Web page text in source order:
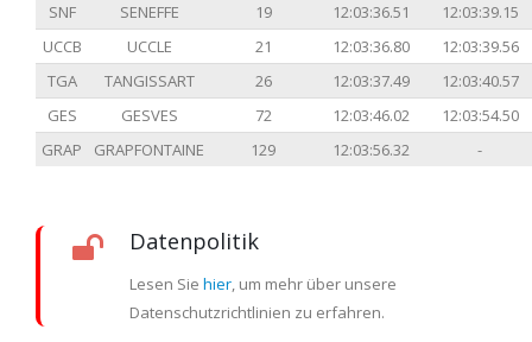
SNF
SENEFFE 19 12:03:36.51
12:03:39.15
UCCB
UCCLE 21 12:03:36.80
12:03:39.56
TGA
TANGISSART 26 12:03:37.49
12:03:40.57
GES
GESVES 72 12:03:46.02
12:03:54.50
GRAP
GRAPFONTAINE 129 12:03:56.32 -
Datenpolitik
Lesen Sie hier, um mehr über unsere
Datenschutzrichtlinien zu erfahren.